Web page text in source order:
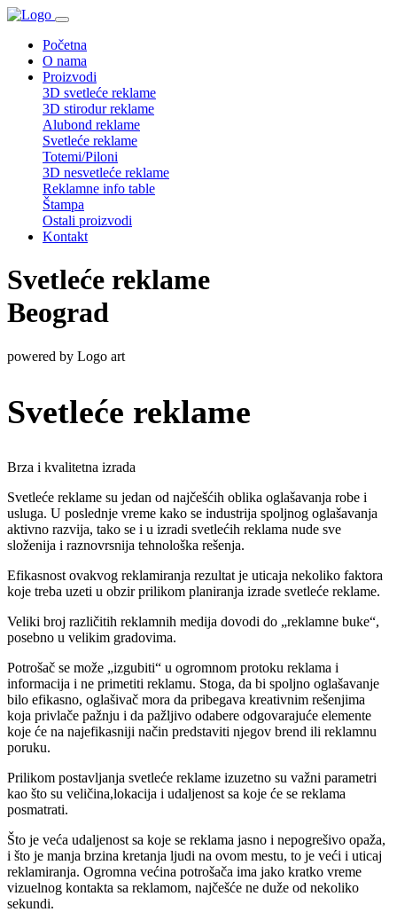
Početna
O nama
Proizvodi
3D svetleće reklame
3D stirodur reklame
Alubond reklame
Svetleće reklame
Totemi/Piloni
3D nesvetleće reklame
Reklamne info table
Štampa
Ostali proizvodi
Kontakt
Svetleće reklame
Beograd
powered by Logo art
Svetleće reklame
Brza i kvalitetna izrada
Svetleće reklame su jedan od najčešćih oblika oglašavanja robe i
usluga. U poslednje vreme kako se industrija spoljnog oglašavanja
aktivno razvija, tako se i u izradi svetlećih reklama nude sve
složenija i raznovrsnija tehnološka rešenja.
Efikasnost ovakvog reklamiranja rezultat je uticaja nekoliko faktora
koje treba uzeti u obzir prilikom planiranja izrade svetleće reklame.
Veliki broj različitih reklamnih medija dovodi do „reklamne buke“,
posebno u velikim gradovima.
Potrošač se može „izgubiti“ u ogromnom protoku reklama i
informacija i ne primetiti reklamu. Stoga, da bi spoljno oglašavanje
bilo efikasno, oglašivač mora da pribegava kreativnim rešenjima
koja privlače pažnju i da pažljivo odabere odgovarajuće elemente
koje će na najefikasniji način predstaviti njegov brend ili reklamnu
poruku.
Prilikom postavljanja svetleće reklame izuzetno su važni parametri
kao što su veličina,lokacija i udaljenost sa koje će se reklama
posmatrati.
Što je veća udaljenost sa koje se reklama jasno i nepogrešivo opaža,
i što je manja brzina kretanja ljudi na ovom mestu, to je veći i uticaj
reklamiranja. Ogromna većina potrošača ima jako kratko vreme
vizuelnog kontakta sa reklamom, najčešće ne duže od nekoliko
sekundi.